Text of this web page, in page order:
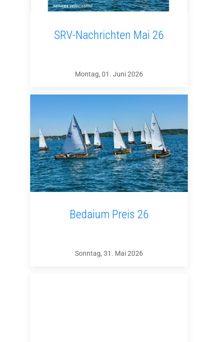
SRV-Nachrichten Mai 26
Montag, 01. Juni 2026
Bedaium Preis 26
Sonntag, 31. Mai 2026